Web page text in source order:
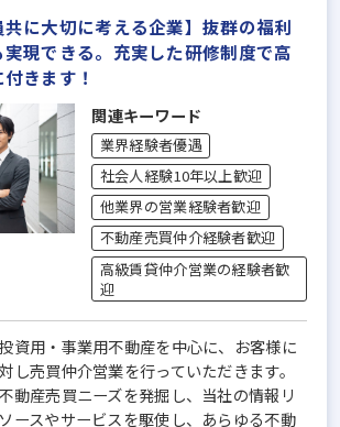
共に大切に考える企業】抜群の福利
現できる。充実した研修制度で高
きます！
関連キーワード
業界経験者優遇
社会人経験10年以上歓迎
他業界の営業経験者歓迎
不動産売買仲介経験者歓迎
高級賃貸仲介営業の経験者歓
迎
資用・事業用不動産を中心に、お客様に
対し売買仲介営業を行っていただきます。
動産売買ニーズを発掘し、当社の情報リ
ソースやサービスを駆使し、あらゆる不動